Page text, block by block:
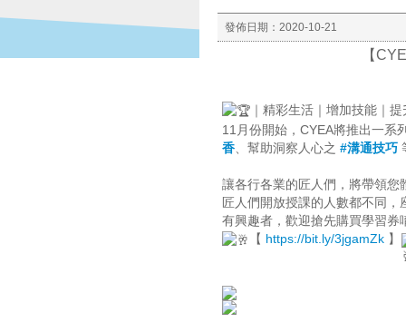
發佈日期： 2020-10-21
【
｜精彩生活｜增加技能｜
11月份開始，CYEA將推出一系
香、幫助洞察人心之 #溝通技巧
讓各行各業的匠人們，將帶領
匠人們開放授課的人數都不同，
有興趣者，歡迎搶先購買學習券
【 https://bit.ly/3jgamZk 】